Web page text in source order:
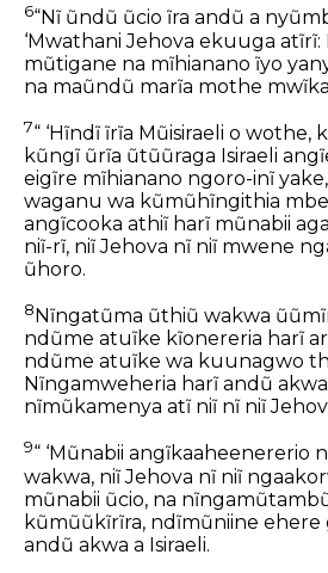
6“Nĩ ũndũ ũcio ĩra andũ a
‘Mwathani Jehova ekuuga
mũtigane na mĩhianano ĩyo
na maũndũ marĩa mothe
7“ ‘Hĩndĩ ĩrĩa Mũisiraeli o wothe,
kũngĩ ũrĩa ũtũũraga Isiraeli
eigĩre mĩhianano ngoro-inĩ
waganu wa kũmũhĩngithia
angĩcooka athiĩ harĩ mũnabii
niĩ-rĩ, niĩ Jehova nĩ niĩ mwene
ũhoro.
8 Nĩngatũma ũthiũ wakwa
ndũme atuĩke kĩonereria harĩ
ndũme atuĩke wa kuunagwo
Nĩngamweheria harĩ andũ
nĩmũkamenya atĩ niĩ nĩ niĩ
9“ ‘Mũnabii angĩkaaheenererio
wakwa, niĩ Jehova nĩ niĩ
mũnabii ũcio, na
kũmũũkĩrĩra, ndĩmũniine ehere
andũ akwa a Isiraeli.